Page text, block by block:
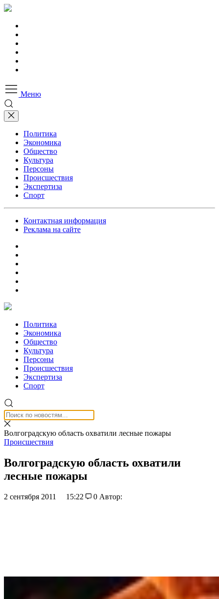
Меню
Политика
Экономика
Общество
Культура
Персоны
Происшествия
Экспертиза
Спорт
Контактная информация
Реклама на сайте
Политика
Экономика
Общество
Культура
Персоны
Происшествия
Экспертиза
Спорт
Волгоградскую область охватили лесные пожары
Происшествия
Волгоградскую область охватили
лесные пожары
2 сентября 2011 15:22 0 Автор: